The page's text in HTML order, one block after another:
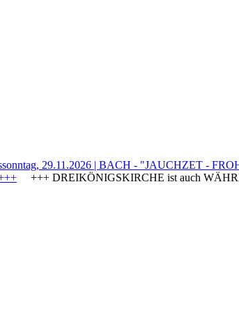
29.11.2026 | BACH - "JAUCHZET -
+++ DREIKÖNIGSKIRCHE ist auch